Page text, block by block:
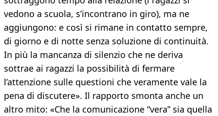
vedono a scuola, s’incontrano in giro), ma ne
aggiungono: e così si rimane in contatto sempre,
di giorno e di notte senza soluzione di continuità.
In più la mancanza di silenzio che ne deriva
sottrae ai ragazzi la possibilità di fermare
l’attenzione sulle questioni che veramente vale la
pena di discutere». Il rapporto smonta anche un
altro mito: «Che la comunicazione “vera” sia quella